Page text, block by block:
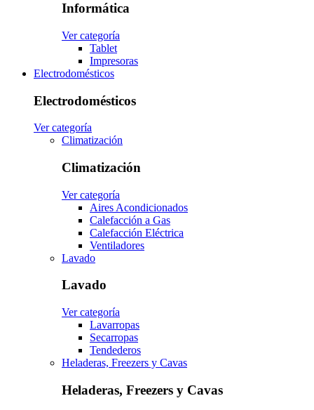
Informática
Ver categoría
Tablet
Impresoras
Electrodomésticos
Electrodomésticos
Ver categoría
Climatización
Climatización
Ver categoría
Aires Acondicionados
Calefacción a Gas
Calefacción Eléctrica
Ventiladores
Lavado
Lavado
Ver categoría
Lavarropas
Secarropas
Tendederos
Heladeras, Freezers y Cavas
Heladeras, Freezers y Cavas